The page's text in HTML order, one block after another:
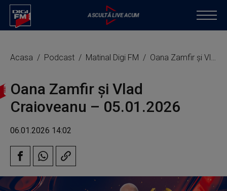
Acasa Podcast Matinal Digi FM Oana Zamfir și Vlad Craioveanu – 05.01.2026
Oana Zamfir și Vlad
Craioveanu – 05.01.2026
06.01.2026 14:02